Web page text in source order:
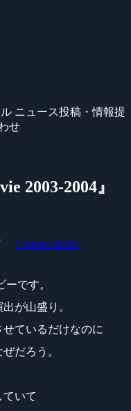
ニュース投稿・情報提
せ
2003-2004』
Counter-Strike
です。
が山盛り。
ているだけなのに
だろう。
いて